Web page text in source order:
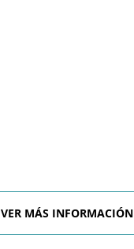
VER MÁS INFORMACIÓN